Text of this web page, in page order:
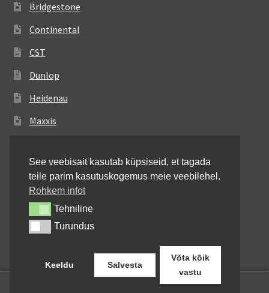
Bridgestone
Continental
CST
Dunlop
Heidenau
Maxxis
Michelin
Mitas
Pirelli
Shinko
See veebisait kasutab küpsiseid, et tagada
teile parim kasutuskogemus meie veebilehel.
Rohkem infot
TehnilineTehniline
TurundusTurundus
Keeldu Salvesta
Võta kõik
vastu